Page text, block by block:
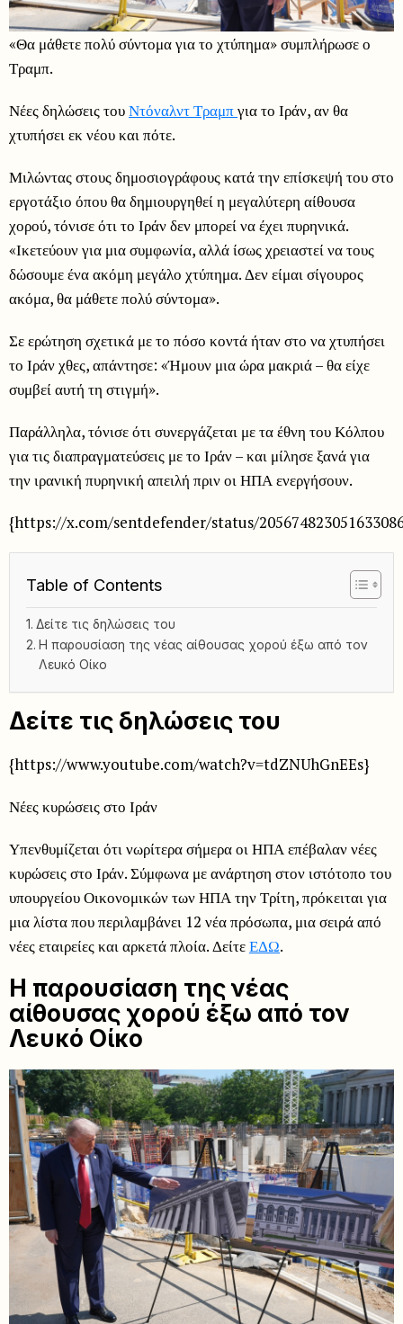
«Θα μάθετε πολύ σύντομα για το χτύπημα» συμπλήρωσε ο
Τραμπ.
Νέες δηλώσεις τουΝτόναλντ Τραμπγια το Ιράν, αν θα
χτυπήσει εκ νέου και πότε.
Μιλώντας στους δημοσιογράφους κατά την επίσκεψή του στο
εργοτάξιο όπου θα δημιουργηθεί η μεγαλύτερη αίθουσα
χορού, τόνισε ότι το Ιράν δεν μπορεί να έχει πυρηνικά.
«Ικετεύουν για μια συμφωνία, αλλά ίσως χρειαστεί να τους
δώσουμε ένα ακόμη μεγάλο χτύπημα. Δεν είμαι σίγουρος
ακόμα, θα μάθετε πολύ σύντομα».
Σε ερώτηση σχετικά με το πόσο κοντά ήταν στο να χτυπήσει
το Ιράν χθες, απάντησε: «Ήμουν μια ώρα μακριά – θα είχε
συμβεί αυτή τη στιγμή».
Παράλληλα, τόνισε ότι συνεργάζεται με τα έθνη του Κόλπου
για τις διαπραγματεύσεις με το Ιράν – και μίλησε ξανά για
την ιρανική πυρηνική απειλή πριν οι ΗΠΑ ενεργήσουν.
{https://x.com/sentdefender/status/
Table of Contents
Δείτε τις δηλώσεις του
Η παρουσίαση της νέας αίθουσας χορού έξω από τον
Λευκό Οίκο
Δείτε τις δηλώσεις του
{https://www.youtube.com/watch?v=tdZNUhGnEEs}
Νέες κυρώσεις στο Ιράν
Υπενθυμίζεται ότι νωρίτερα σήμερα οι ΗΠΑ επέβαλαν νέες
κυρώσεις στο Ιράν. Σύμφωνα με ανάρτηση στον ιστότοπο του
υπουργείου Οικονομικών των ΗΠΑ την Τρίτη, πρόκειται για
μια λίστα που περιλαμβάνει 12 νέα πρόσωπα, μια σειρά από
νέες εταιρείες και αρκετά πλοία. ΔείτεΕΔΩ.
Η παρουσίαση της νέας
αίθουσας χορού έξω από τον
Λευκό Οίκο